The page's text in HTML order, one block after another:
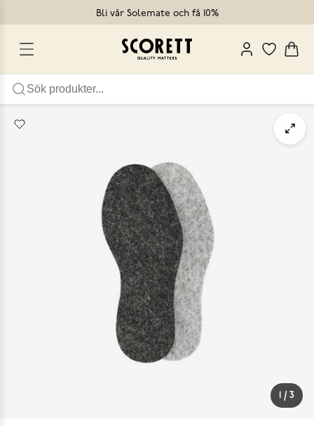
Bli vår Solemate och få 10%
/ 3